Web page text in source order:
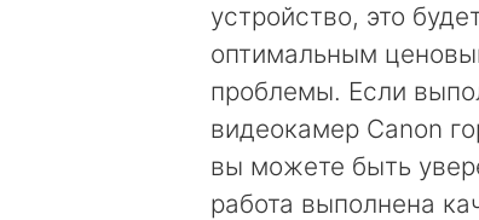
устройство, это
оптимальным
проблемы. Если
видеокамер Canon
вы можете быть
работа выполнена